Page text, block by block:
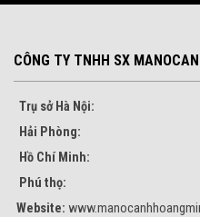
CÔNG TY TNHH SX
Trụ sở Hà Nội:
Hải Phòng:
Hồ Chí Minh:
Phú thọ:
Website: